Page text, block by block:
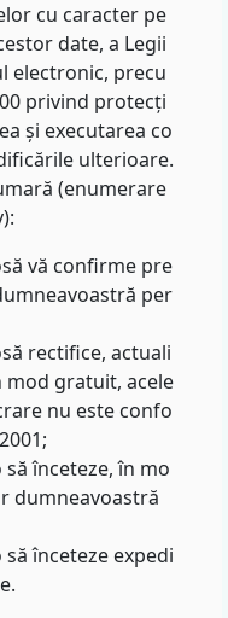
cu caracter pe
date, a Legii
electronic, precu
privind protecți
și executarea co
ulterioare.
(enumerare
vă confirme pre
per
rectifice, actuali
mod gratuit, acele
nu este confo
înceteze, în mo
dumneavoastră
înceteze expedi